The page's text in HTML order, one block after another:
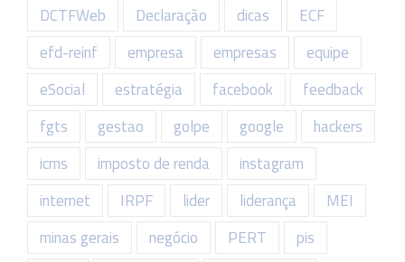
DCTFWeb
Declaração dicas
ECF
efd-reinf
empresa empresas
equipe
eSocial
estratégia facebook
feedback
fgts
gestao golpe google
hackers
icms
imposto de renda
instagram
internet
IRPF lider liderança
MEI
minas gerais
negócio PERT
pis